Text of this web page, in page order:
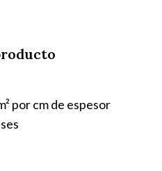
por cm de espesor